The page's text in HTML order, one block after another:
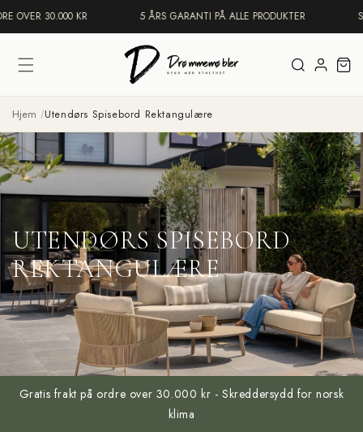
vidare
OVER 30.000 KR 5 ÅRS GARANTI PÅ ALLE PRODUKTER
in
Hjem Utendørs Spisebord Rektangulære
UTENDØRS SPISEBORD
REKTANGULÆRE
Gratis frakt på ordre over 30.000 kr - Skreddersydd for norsk
klima